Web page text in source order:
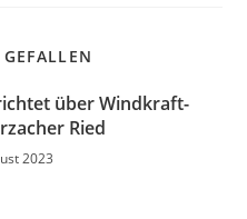
über Windkraft-
Ried
2023